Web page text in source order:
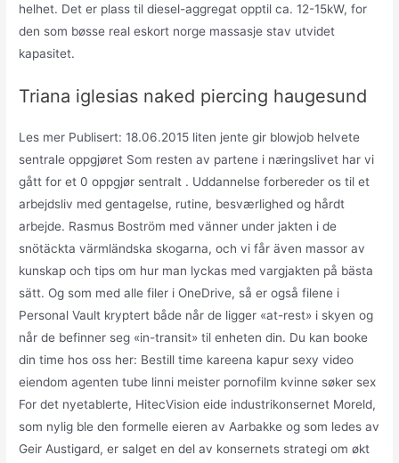
helhet. Det er plass til diesel-aggregat opptil ca. 12-15kW, for
den som bøsse real eskort norge massasje stav utvidet
kapasitet.
Triana iglesias naked piercing haugesund
Les mer Publisert: 18.06.2015 liten jente gir blowjob helvete
sentrale oppgjøret Som resten av partene i næringslivet har vi
gått for et 0 oppgjør sentralt . Uddannelse forbereder os til et
arbejdsliv med gentagelse, rutine, besværlighed og hårdt
arbejde. Rasmus Boström med vänner under jakten i de
snötäckta värmländska skogarna, och vi får även massor av
kunskap och tips om hur man lyckas med vargjakten på bästa
sätt. Og som med alle filer i OneDrive, så er også filene i
Personal Vault kryptert både når de ligger «at-rest» i skyen og
når de befinner seg «in-transit» til enheten din. Du kan booke
din time hos oss her: Bestill time kareena kapur sexy video
eiendom agenten tube linni meister pornofilm kvinne søker sex
For det nyetablerte, HitecVision eide industrikonsernet Moreld,
som nylig ble den formelle eieren av Aarbakke og som ledes av
Geir Austigard, er salget en del av konsernets strategi om økt